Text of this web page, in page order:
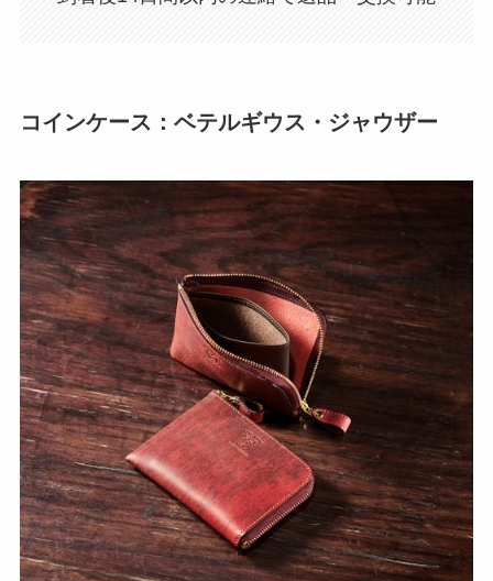
コインケース：ベテルギウス・ジャウザー